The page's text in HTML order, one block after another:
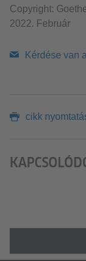
Copyright:
2022. Február
Kérdése van
cikk